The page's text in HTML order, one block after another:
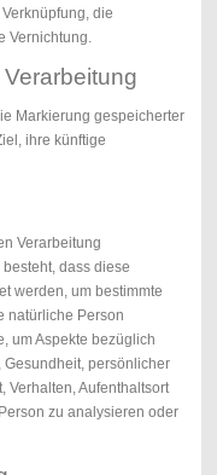
die
Vernichtung.
Markierung gespeicherter
ihre künftige
Verarbeitung
dass diese
werden, um bestimmte
natürliche Person
um Aspekte bezüglich
persönlicher
Verhalten, Aufenthaltsort
zu analysieren oder